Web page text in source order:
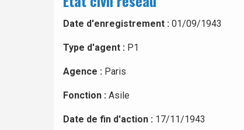
Date d'enregistrement : 01/09/1943
Type d'agent : P1
Agence : Paris
Fonction : Asile
Date de fin d'action : 17/11/1943